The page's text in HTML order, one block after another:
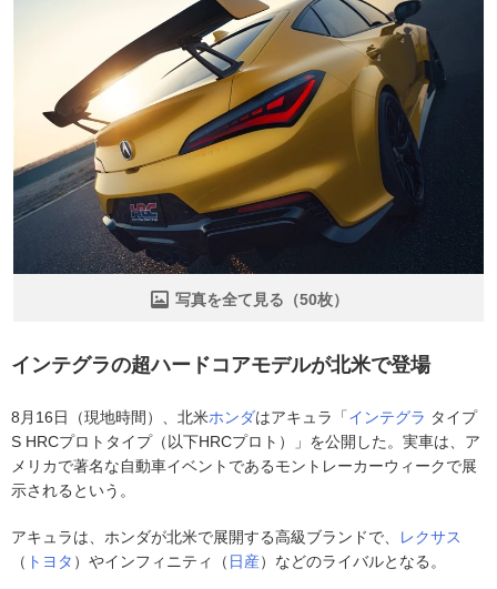
写真を全て見る（50枚）
インテグラの超ハードコアモデルが北米で登場
8月16日（現地時間）、北米ホンダはアキュラ「インテグラ タイプ
S HRCプロトタイプ（以下HRCプロト）」を公開した。実車は、ア
メリカで著名な自動車イベントであるモントレーカーウィークで展
示されるという。
アキュラは、ホンダが北米で展開する高級ブランドで、
レクサス
（ トヨタ ）やインフィニティ（ 日産）などのライバルとなる。